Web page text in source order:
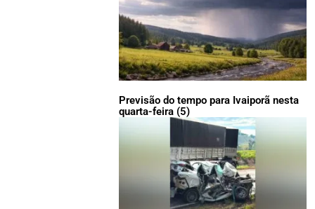
Previsão do tempo para Ivaiporã nesta
quarta-feira (5)